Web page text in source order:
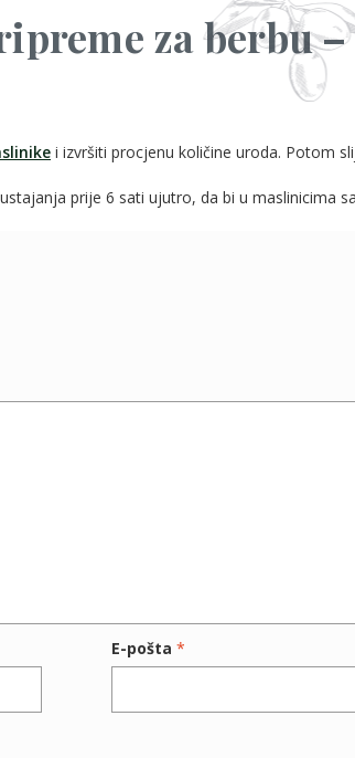
za berbu
i izvršiti procjenu količine uroda. Potom
prije 6 sati ujutro, da bi u maslinicima
E-pošta *